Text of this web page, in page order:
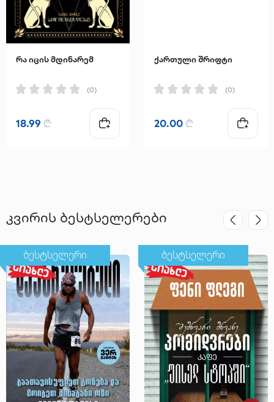
რა იცის მდინარემ
(0)
18.99 ₾
ქართული შრიფტი
(0)
20.00 ₾
კვირის ბესტსელერები
ბესტსელერი ბესტსელერი